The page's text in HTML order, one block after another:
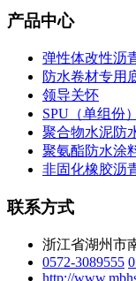
产品中心
弹性体改性沥
防水卷材专用
领导关怀
SPU（单组份
聚合物水泥防
聚氨酯防水涂
非固化橡胶沥
联系方式
浙江省湖州市
0572-3089555
http://